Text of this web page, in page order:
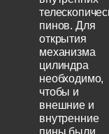
пинов. Для
открытия
механизма
цилиндра
необходимо,
чтобы и
внешние и
внутренние